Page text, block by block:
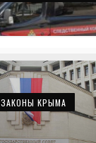
ЗАКОНЫ КРЫМА